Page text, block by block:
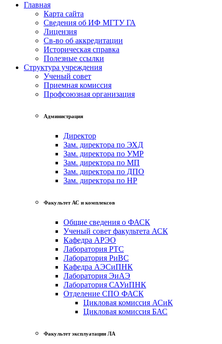
Главная
Карта сайта
Сведения об ИФ МГТУ ГА
Лицензия
Св-во об аккредитации
Историческая справка
Полезные ссылки
Структура учреждения
Ученый совет
Приемная комиссия
Профсоюзная организация
Администрация
Директор
Зам. директора по ЭХД
Зам. директора по УМР
Зам. директора по МП
Зам. директора по ДПО
Зам. директора по НР
Факультет АС и комплексов
Общие сведения о ФАСК
Ученый совет факультета АСК
Кафедра АРЭО
Лаборатория РТС
Лаборатория РиВС
Кафедра АЭСиПНК
Лаборатория ЭиАЭ
Лаборатория САУиПНК
Отделение СПО ФАСК
Цикловая комиссия АСиК
Цикловая комиссия БАС
Факультет эксплуатации ЛА